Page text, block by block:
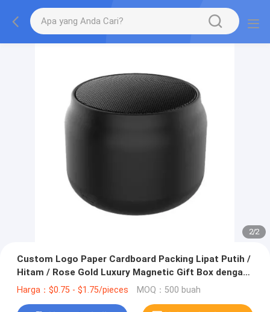
2/2
Custom Logo Paper Cardboard Packing Lipat Putih /
Hitam / Rose Gold Luxury Magnetic Gift Box dengan
Ribbon Closure
Harga：$0.75 - $1.75/pieces MOQ：500 buah